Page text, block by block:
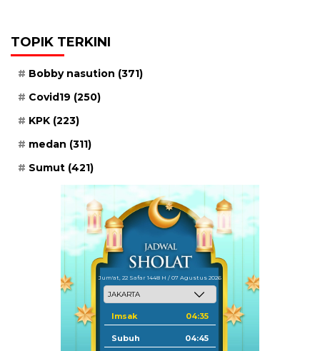
TOPIK TERKINI
Bobby nasution (371)
Covid19 (250)
KPK (223)
medan (311)
Sumut (421)
Jum'at, 22 Safar 1448 H / 07 Agustus 2026
Imsak 04:35
Subuh 04:45